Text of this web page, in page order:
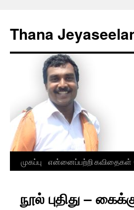
content
Thana
முகப்பு என்னைப்பற்றிகவிதைகள்
நூல் புதிது –